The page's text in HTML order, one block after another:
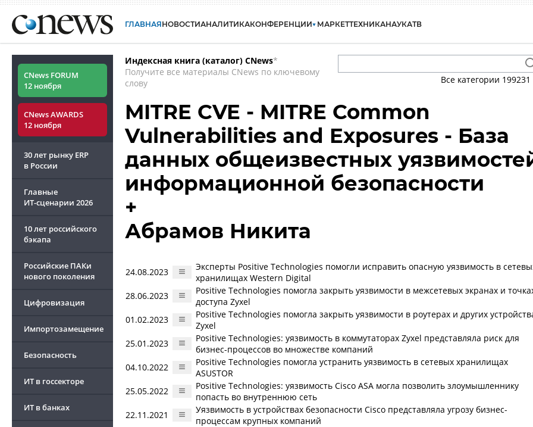
ГЛАВНАЯНОВОСТИАНАЛИТИКАКОНФЕРЕНЦИИ МАРКЕТТЕХНИКАНАУКАТВ
CNews FORUM
12 ноября
CNews AWARDS
12 ноября
30 лет рынку ERP
в России
Главные
ИТ-сценарии 2026
10 лет российского
бэкапа
Российские ПАКи
нового поколения
Цифровизация
Импортозамещение
Безопасность
ИТ в госсекторе
ИТ в банках
Индексная книга (каталог) CNews*
Получите все материалы CNews по ключевому
слову
Все категории 199231
MITRE CVE - MITRE Common
Vulnerabilities and Exposures - База
данных общеизвестных
информационной безопасности
+
Абрамов Никита
24.08.2023
Эксперты Positive Technologies помогли исправить опасную уязвимость в
хранилищах Western Digital
28.06.2023
Positive Technologies помогла закрыть уязвимости в межсетевых экранах и
доступа Zyxel
01.02.2023
Positive Technologies помогла закрыть уязвимости в роутерах и других
Zyxel
25.01.2023
Positive Technologies: уязвимость в коммутаторах Zyxel представляла риск для
бизнес-процессов во множестве компаний
04.10.2022
Positive Technologies помогла устранить уязвимость в сетевых хранилищах
ASUSTOR
25.05.2022
Positive Technologies: уязвимость Cisco ASA могла позволить злоумышленнику
попасть во внутреннюю сеть
22.11.2021
Уязвимость в устройствах безопасности Cisco представляла угрозу бизнес-
процессам крупных компаний